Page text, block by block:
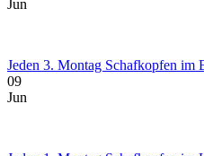
Jun
Jeden 3. Montag Schafkopfen im
09
Jun